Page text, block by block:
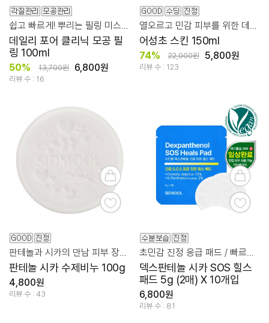
데일리 포어 클리닉 모공 필
링 100ml
50% 13,700원 6,800원
리뷰 수 : 16
어성초 스킨 150ml
74% 22,000원 5,800원
리뷰 수 : 123
판테놀 시카 수제비누 100g
4,800원
리뷰 수 : 43
덱스판테놀 시카 SOS 힐스
패드 5g (2매) X 10개입
6,800원
리뷰 수 : 81